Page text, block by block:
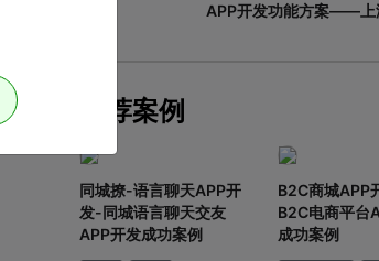
8.02亿，普及率57.7%。
APP开发功能方案——上
生。从衣服、玩具到数码
推荐案例
同城撩-语言聊天APP开
发-同城语言聊天交友
APP开发成功案例
B2C商城APP
B2C电商平台
成功案例